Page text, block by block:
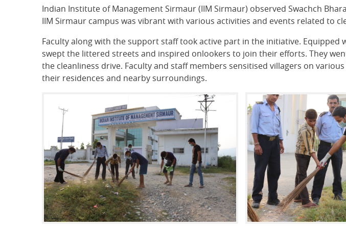
Indian Institute of Management Sirmaur (IIM Sirmaur) observed Swachch
IIM Sirmaur campus was vibrant with various activities and events related to
Faculty along with the support staff took active part in the initiative.
swept the littered streets and inspired onlookers to join their efforts. They
the cleanliness drive. Faculty and staff members sensitised villagers on
their residences and nearby surroundings.